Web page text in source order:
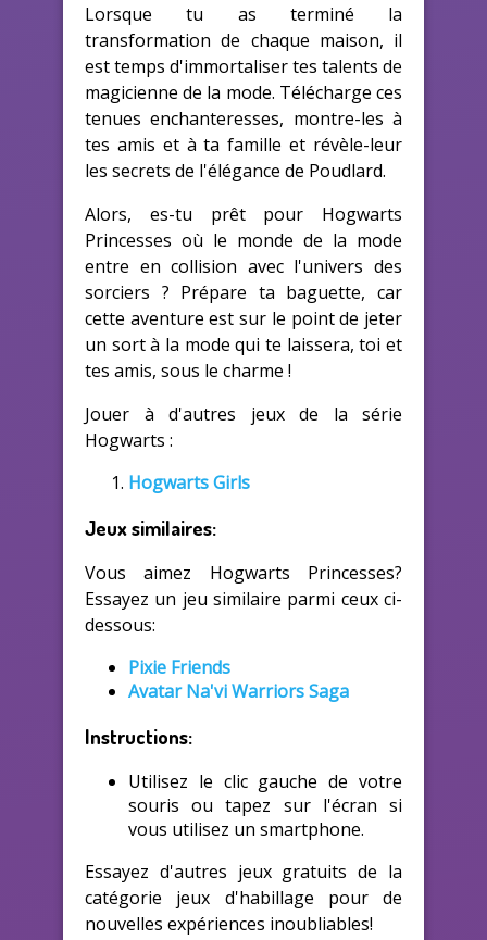
Lorsque tu as terminé la
transformation de chaque maison, il
est temps d'immortaliser tes talents de
magicienne de la mode. Télécharge ces
tenues enchanteresses, montre-les à
tes amis et à ta famille et révèle-leur
les secrets de l'élégance de Poudlard.
Alors, es-tu prêt pour Hogwarts
Princesses où le monde de la mode
entre en collision avec l'univers des
sorciers ? Prépare ta baguette, car
cette aventure est sur le point de jeter
un sort à la mode qui te laissera, toi et
tes amis, sous le charme !
Jouer à d'autres jeux de la série
Hogwarts :
Hogwarts Girls
Jeux similaires:
Vous aimez Hogwarts Princesses?
Essayez un jeu similaire parmi ceux ci-
dessous:
Pixie Friends
Avatar Na'vi Warriors Saga
Instructions:
Utilisez le clic gauche de votre
souris ou tapez sur l'écran si
vous utilisez un smartphone.
Essayez d'autres jeux gratuits de la
catégorie jeux d'habillage pour de
nouvelles expériences inoubliables!